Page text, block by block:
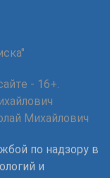
- 16+.
Михайлович
по надзору в
и